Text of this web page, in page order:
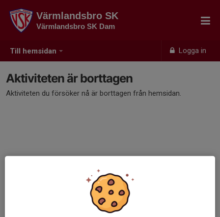
Till hemsidan Logga in
Värmlandsbro SK
Värmlandsbro SK Dam
Aktiviteten är borttagen
Aktiviteten du försöker nå är borttagen från hemsidan.